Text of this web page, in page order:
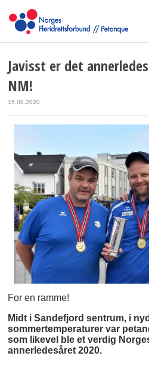
Javisst er det
NM!
15.08.2020
For en ramme!
Midt i Sandefjord sentrum, i
sommertemperaturer var
som likevel ble et verdig
annerledesåret 2020.